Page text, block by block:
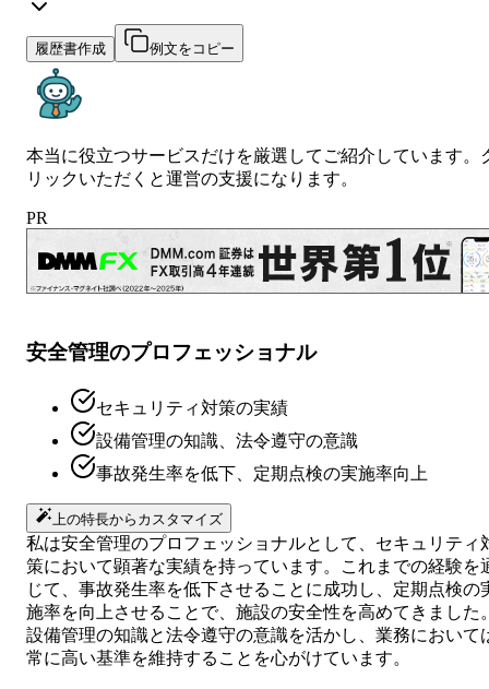
履歴書作成 例文をコピー
本当に役立つサービスだけを厳選してご紹介しています。
リックいただくと運営の支援になります。
PR
安全管理のプロフェッショナル
セキュリティ対策の実績
設備管理の知識、法令遵守の意識
事故発生率を低下、定期点検の実施率向上
上の特長からカスタマイズ
私は安全管理のプロフェッショナルとして、セキュリティ
策において顕著な実績を持っています。これまでの経験を
じて、事故発生率を低下させることに成功し、定期点検の
施率を向上させることで、施設の安全性を高めてきました
設備管理の知識と法令遵守の意識を活かし、業務において
常に高い基準を維持することを心がけています。